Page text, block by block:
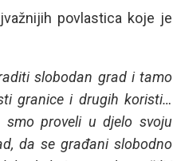
povlastica koje je
slobodan grad i tamo
granice i drugih koristi…
proveli u djelo svoju
da se građani slobodno